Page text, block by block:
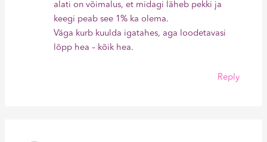
alati on võimalus, et midagi läheb pekki ja
keegi peab see 1% ka olema.
Väga kurb kuulda igatahes, aga loodetavasi
lõpp hea – kõik hea.
Reply